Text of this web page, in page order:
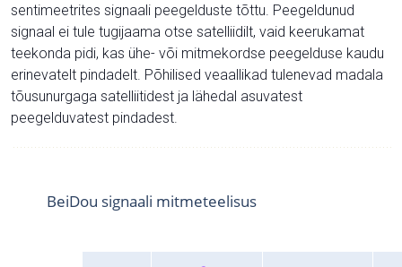
sentimeetrites signaali peegelduste tõttu. Peegeldunud
signaal ei tule tugijaama otse satelliidilt, vaid keerukamat
teekonda pidi, kas ühe- või mitmekordse peegelduse kaudu
erinevatelt pindadelt. Põhilised veaallikad tulenevad madala
tõusunurgaga satelliitidest ja lähedal asuvatest
peegelduvatest pindadest.
BeiDou signaali mitmeteelisus